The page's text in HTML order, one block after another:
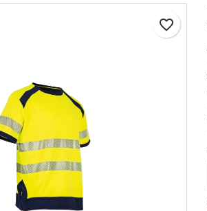
favorite_border